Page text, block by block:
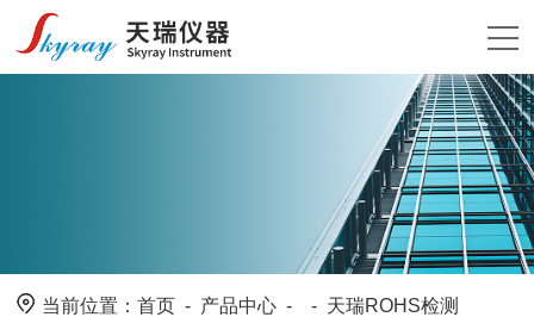
当前位置：首页 - 产品中心 - - 天瑞ROHS检测